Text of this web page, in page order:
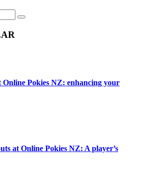
Online Pokies NZ: enhancing your
at Online Pokies NZ: A player’s